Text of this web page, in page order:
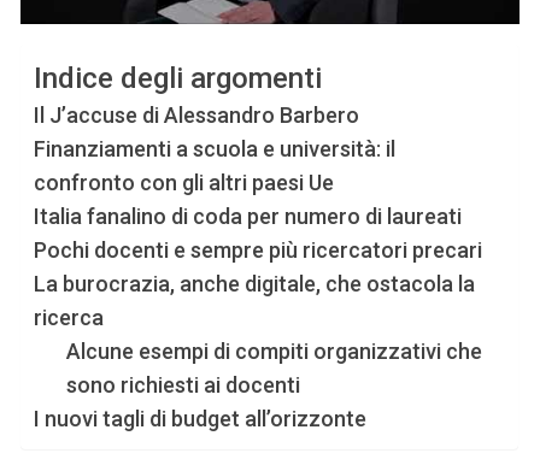
Indice degli argomenti
Il J’accuse di Alessandro Barbero
Finanziamenti a scuola e università: il
confronto con gli altri paesi Ue
Italia fanalino di coda per numero di laureati
Pochi docenti e sempre più ricercatori precari
La burocrazia, anche digitale, che ostacola la
ricerca
Alcune esempi di compiti organizzativi che
sono richiesti ai docenti
I nuovi tagli di budget all’orizzonte